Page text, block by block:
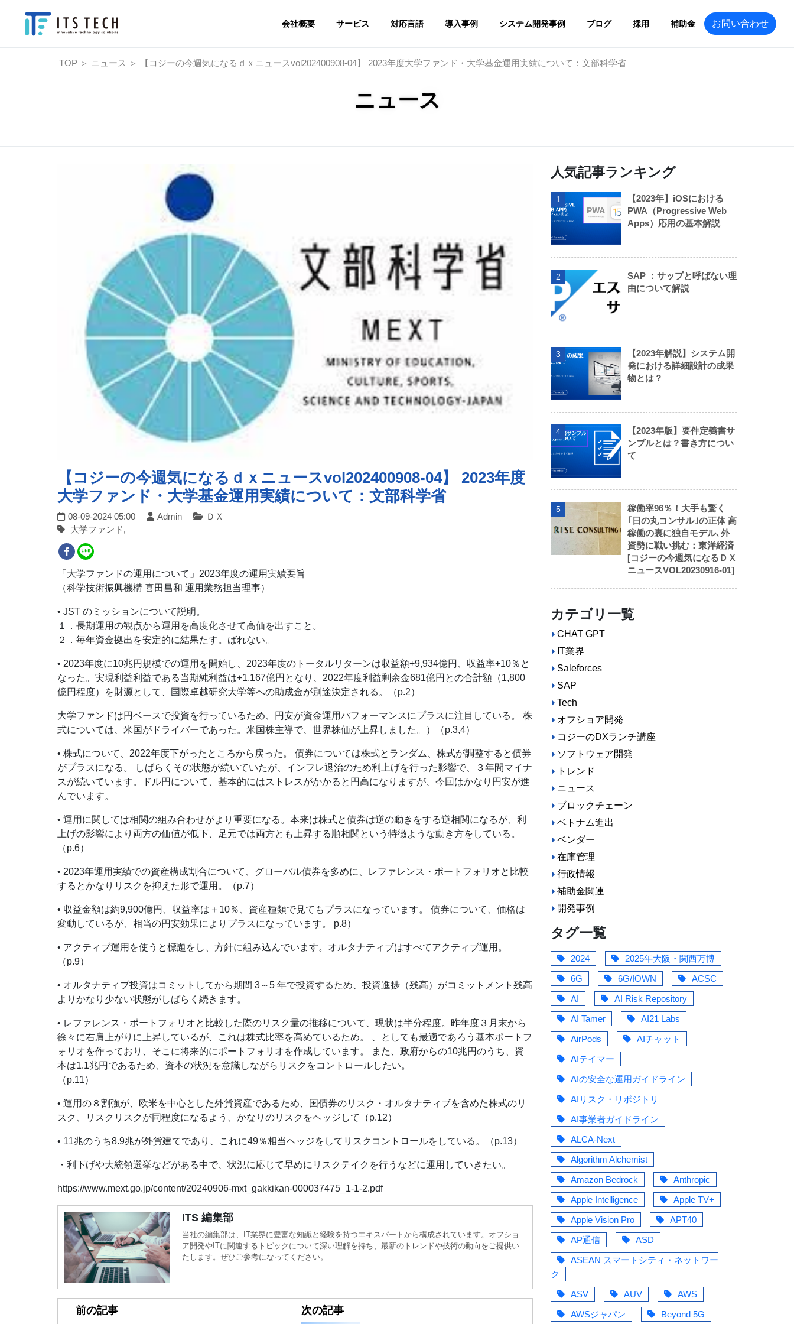
会社概要 サービス 対応言語 導入事例 システム開発事例 ブログ 採用 補助金 お問い合わせ
TOP ＞ ニュース ＞ 【コジーの今週気になるｄｘニュースvol202400908-04】 2023年度大学ファンド・大学基金運用実績について：文部科学省
ニュース
【コジーの今週気になるｄｘニュースvol202400908-04】 2023年度
大学ファンド・大学基金運用実績について：文部科学省
08-09-2024 05:00 Admin
ＤＸ
大学ファンド,
「大学ファンドの運用について」2023年度の運用実績要旨
（科学技術振興機構 喜田昌和 運用業務担当理事）
• JST のミッションについて説明。
１．長期運用の観点から運用を高度化させて高価を出すこと。
２．毎年資金拠出を安定的に結果たす。ばれない。
• 2023年度に10兆円規模での運用を開始し、2023年度のトータルリターンは収益額+9,934億円、収益率+10％と
なった。実現利益利益である当期純利益は+1,167億円となり、2022年度利益剰余金681億円との合計額（1,800
億円程度）を財源として、国際卓越研究大学等への助成金が別途決定される。（p.2）
大学ファンドは円ベースで投資を行っているため、円安が資金運用パフォーマンスにプラスに注目している。 株
式については、米国がドライバーであった。米国株主導で、世界株価が上昇しました。）（p.3,4）
• 株式について、2022年度下がったところから戻った。 債券については株式とランダム、株式が調整すると債券
がプラスになる。 しばらくその状態が続いていたが、インフレ退治のため利上げを行った影響で、３年間マイナ
スが続いています。ドル円について、基本的にはストレスがかかると円高になりますが、今回はかなり円安が進
んでいます。
• 運用に関しては相関の組み合わせがより重要になる。本来は株式と債券は逆の動きをする逆相関になるが、利
上げの影響により両方の価値が低下、足元では両方とも上昇する順相関という特徴ような動き方をしている。
（p.6）
• 2023年運用実績での資産構成割合について、グローバル債券を多めに、レファレンス・ポートフォリオと比較
するとかなりリスクを抑えた形で運用。（p.7）
• 収益金額は約9,900億円、収益率は＋10％、資産種類で見てもプラスになっています。 債券について、価格は
変動しているが、相当の円安効果によりプラスになっています。 p.8）
• アクティブ運用を使うと標題をし、方針に組み込んでいます。オルタナティブはすべてアクティブ運用。
（p.9）
• オルタナティブ投資はコミットしてから期間 3～5 年で投資するため、投資進捗（残高）がコミットメント残高
よりかなり少ない状態がしばらく続きます。
• レファレンス・ポートフォリオと比較した際のリスク量の推移について、現状は半分程度。昨年度３月末から
徐々に右肩上がりに上昇しているが、これは株式比率を高めているため。 、としても最適であろう基本ポートフ
ォリオを作っており、そこに将来的にポートフォリオを作成しています。 また、政府からの10兆円のうち、資
本は1.1兆円であるため、資本の状況を意識しながらリスクをコントロールしたい。
（p.11）
• 運用の８割強が、欧米を中心とした外貨資産であるため、国債券のリスク・オルタナティブを含めた株式のリ
スク、リスクリスクが同程度になるよう、かなりのリスクをヘッジして（p.12）
• 11兆のうち8.9兆が外貨建てであり、これに49％相当ヘッジをしてリスクコントロールをしている。（p.13）
・利下げや大統領選挙などがある中で、状況に応じて早めにリスクテイクを行うなどに運用していきたい。
https://www.mext.go.jp/content/20240906-mxt_gakkikan-000037475_1-1-2.pdf
ITS 編集部
当社の編集部は、IT業界に豊富な知識と経験を持つエキスパートから構成されています。オフショ
ア開発やITに関連するトピックについて深い理解を持ち、最新のトレンドや技術の動向をご提供い
たします。ぜひご参考になってください。
前の記事 次の記事
人気記事ランキング
1
【2023年】iOSにおける
PWA（Progressive Web
Apps）応用の基本解説
2
SAP ：サップと呼ばない理
由について解説
3
【2023年解説】システム開
発における詳細設計の成果
物とは？
4
【2023年版】要件定義書サ
ンプルとは？書き方につい
て
5
稼働率96％！大手も驚く
｢日の丸コンサル｣の正体 高
稼働の裏に独自モデル､外
資勢に戦い挑む：東洋経済
[コジーの今週気になるＤＸ
ニュースVOL20230916-01]
カテゴリ一覧
CHAT GPT
IT業界
Saleforces
SAP
Tech
オフショア開発
コジーのDXランチ講座
ソフトウェア開発
トレンド
ニュース
ブロックチェーン
ベトナム進出
ベンダー
在庫管理
行政情報
補助金関連
開発事例
タグ一覧
2024
2025年大阪・関西万博
6G
6G/IOWN
ACSC
AI
AI Risk Repository
AI Tamer
AI21 Labs
AirPods
AIチャット
AIテイマー
AIの安全な運用ガイドライン
AIリスク・リポジトリ
AI事業者ガイドライン
ALCA-Next
Algorithm Alchemist
Amazon Bedrock
Anthropic
Apple Intelligence
Apple TV+
Apple Vision Pro
APT40
AP通信
ASD
ASEAN スマートシティ・ネットワー
ク
ASV
AUV
AWS
AWSジャパン
Beyond 5G